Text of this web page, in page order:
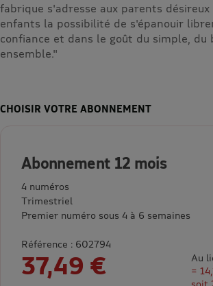
fabrique s'adresse aux parents
enfants la possibilité de s'épanouir
confiance et dans le goût du simple, du
ensemble."
CHOISIR VOTRE ABONNEMENT
Abonnement 12 mois
4 numéros
Trimestriel
Premier numéro sous 4 à 6 semaines
Référence : 602794
37,49 €
Au
=
soit